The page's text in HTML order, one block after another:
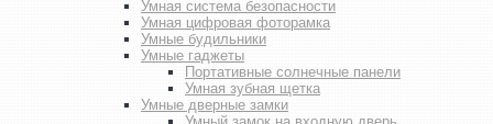
Умная система безопасности
Умная цифровая фоторамка
Умные будильники
Умные гаджеты
Портативные солнечные панели
Умная зубная щетка
Умные дверные замки